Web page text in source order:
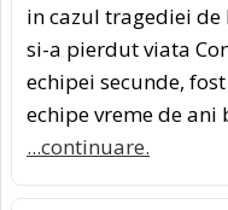
in cazul tragediei
si-a pierdut viata
echipei secunde,
echipe vreme de
...continuare.